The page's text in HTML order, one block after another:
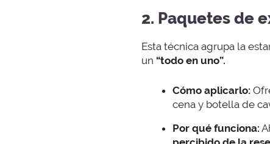
2. Paquetes de
Esta técnica agrupa la
un “todo en uno”.
Cómo aplicarlo:
cena y botella de
Por qué funciona: